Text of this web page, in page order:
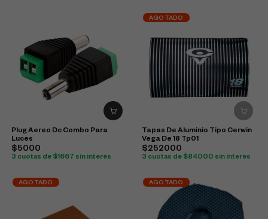
Plug Aereo Dc Combo Para
Luces
$5000
3 cuotas de $1667 sin interés
AGOTADO
Tapas De Aluminio Tipo Cerwin
Vega De 18 Tp01
$252000
3 cuotas de $84000 sin interés
AGOTADO AGOTADO